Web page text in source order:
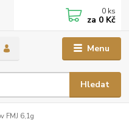
Menu
Hledat
0 ks
za 0 Kč
FMJ 6,1g